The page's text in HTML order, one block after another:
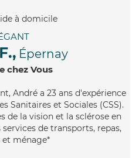
Épernay
chez Vous
André a 23 ans d'expérience
Sanitaires et Sociales (CSS).
de la vision et la sclérose en
de transports, repas,
ménage*